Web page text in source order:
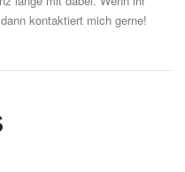
kontaktiert mich gerne!